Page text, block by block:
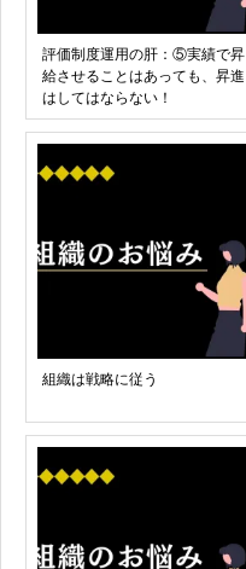
評価制度運用の肝：⑤実績で昇
給させることはあっても、昇進
はしてはならない！
組織は戦略に従う